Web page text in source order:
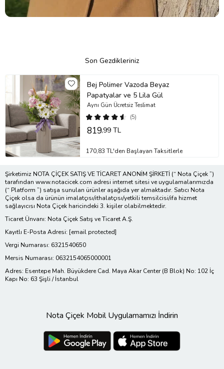
Son Gezdikleriniz
Bej Polimer Vazoda Beyaz
Papatyalar ve 5 Lila Gül
(5)
Aynı Gün Ücretsiz Teslimat
819,99 TL
170,83 TL'den Başlayan Taksitlerle
Şirketimiz NOTA ÇİÇEK SATIŞ VE TİCARET ANONİM ŞİRKETİ (“ Nota Çiçek ”)
tarafından www.notacicek.com adresi internet sitesi ve uygulamalarımızda
(“ Platform ”) satışa sunulan ürünler aşağıda yer almaktadır. Satıcı Nota
Çiçek olsa da ürünün imalatçısı/ithalatçısı/yetkili temsilcisi/ifa hizmet
sağlayıcısı Nota Çiçek haricindeki 3. kişiler olabilmektedir.
Ticaret Ünvanı: Nota Çiçek Satış ve Ticaret A.Ş.
Kayıtlı E-Posta Adresi: [email protected]
Vergi Numarası: 6321540650
Mersis Numarası: 0632154065000001
Adres: Esentepe Mah. Büyükdere Cad. Maya Akar Center (B Blok) No: 102 İç
Kapı No: 63 Şişli / İstanbul
Nota Çiçek Mobil Uygulamamızı İndirin